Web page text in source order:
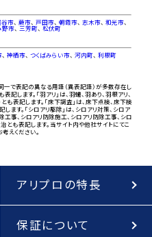
谷市、蕨市、戸田市、朝霞市、志木市、和光市、
野市、三芳町、松伏町
、神栖市、つくばみらい市、河内町、利根町
で表記の異なる用語（異表記語）が多数存在し
記します。「羽アリ」は、羽蟻、羽あり、羽根アリ、
も表記します。「床下調査」は、床下点検、床下検
ます。「シロアリ駆除」は、シロアリ対策、シロア
工事、シロアリ防除施工、シロアリ防除工事、シロ
とも表記します。当サイト内や他社サイトにてこ
えください。
アリプロの特長
保証について